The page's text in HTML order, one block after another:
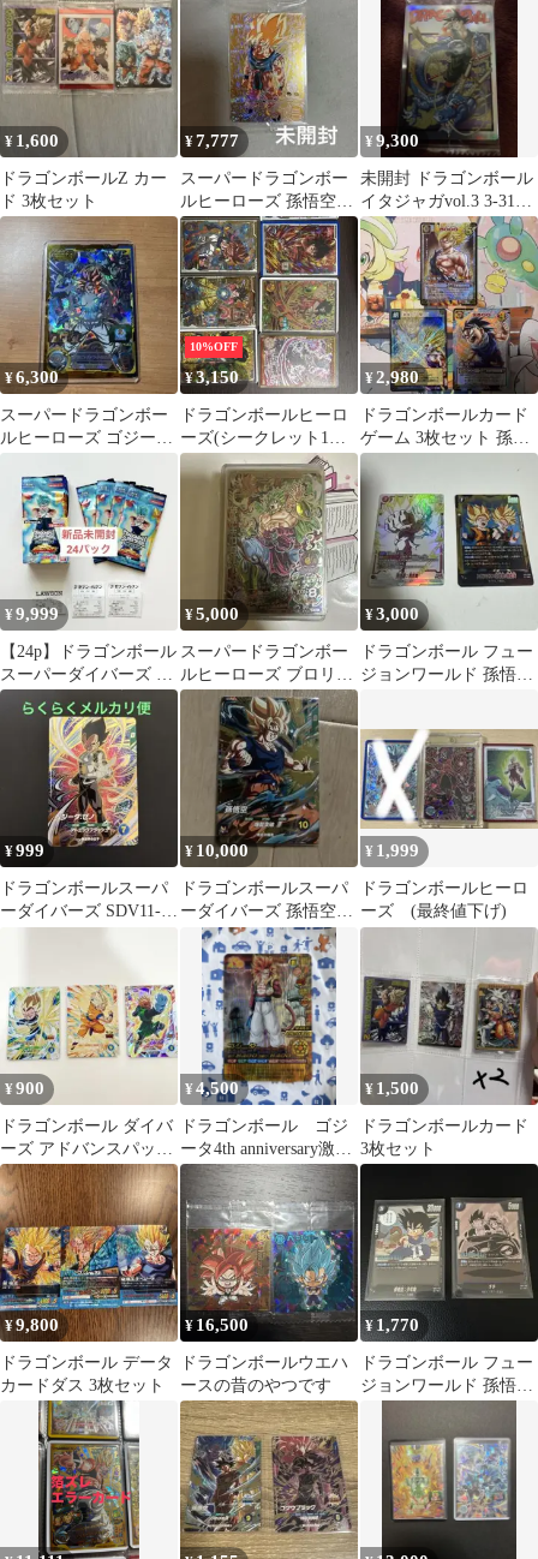
¥ 1,600
ドラゴンボールZ カー
ド 3枚セット
¥7,777
スーパードラゴンボー
ルヒーローズ 孫悟空
bm3-sec2
¥9,300
未開封 ドラゴンボール
イタジャガvol.3 3-31孫
悟空SEC バイバイ悟空
¥6,300
スーパードラゴンボー
ルヒーローズ ゴジー
10%OFF
¥3,150
ドラゴンボールヒーロ
ーズ(シークレット1
枚、アルティメット14
枚)スリーブ付
¥2,980
ドラゴンボールカード
ゲーム 3枚セット 孫悟
空 孫悟飯
¥9,999
【24p】ドラゴンボール
スーパーダイバーズ ア
ドバンスパック バトル
オブサイヤン
¥5,000
スーパードラゴンボー
ルヒーローズ ブロリー
U6-SEC
¥3,000
ドラゴンボール フュー
ジョンワールド 孫悟
¥999
ドラゴンボールスーパ
ーダイバーズ SDV11-67
¥ 10,000
ドラゴンボールスーパ
ーダイバーズ 孫悟空
SDV5-047
¥ 1,999
ドラゴンボールヒーロ
ーズ (最終値下げ)
¥900
ドラゴンボール ダイバ
ーズ アドバンスパック
バトルオブサイヤン
PUR
¥4,500
ドラゴンボール ゴジ
ータ4th anniversary激レ
ア
¥ 1,500
ドラゴンボールカード
3枚セット
¥9,800
ドラゴンボール データ
カードダス 3枚セット
¥ 16,500
ドラゴンボールウエハ
ースの昔のやつです
¥1,770
ドラゴンボール フュー
ジョンワールド 孫悟空: